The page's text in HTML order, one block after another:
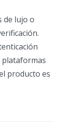
de lujo o
plataformas
producto es